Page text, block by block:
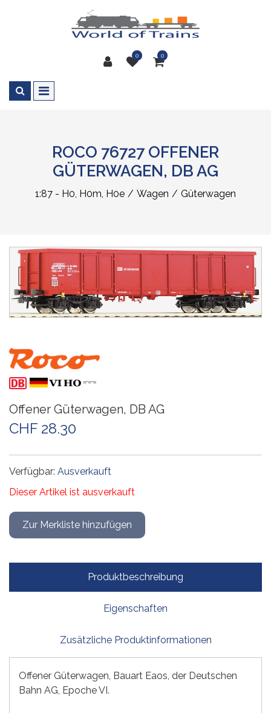
0 0
ROCO 76727 OFFENER
GÜTERWAGEN, DB AG
1:87 - H0, H0m, H0e Wagen Güterwagen
Offener Güterwagen, DB AG
CHF 28.30
Verfügbar: Ausverkauft
Dieser Artikel ist ausverkauft
Produktbeschreibung
Eigenschaften
Zusätzliche Produktinformationen
Offener Güterwagen, Bauart Eaos, der Deutschen
Bahn AG, Epoche VI.